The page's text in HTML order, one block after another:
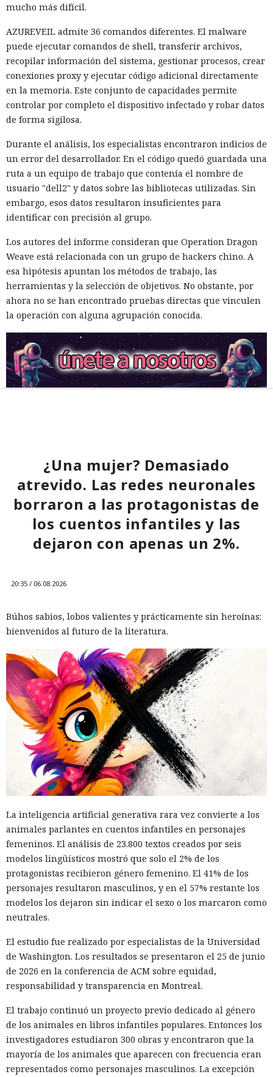
mucho más difícil.
AZUREVEIL admite 36 comandos diferentes. El malware
puede ejecutar comandos de shell, transferir archivos,
recopilar información del sistema, gestionar procesos, crear
conexiones proxy y ejecutar código adicional directamente
en la memoria. Este conjunto de capacidades permite
controlar por completo el dispositivo infectado y robar datos
de forma sigilosa.
Durante el análisis, los especialistas encontraron indicios de
un error del desarrollador. En el código quedó guardada una
ruta a un equipo de trabajo que contenía el nombre de
usuario "dell2" y datos sobre las bibliotecas utilizadas. Sin
embargo, esos datos resultaron insuficientes para
identificar con precisión al grupo.
Los autores del informe consideran que Operation Dragon
Weave está relacionada con un grupo de hackers chino. A
esa hipótesis apuntan los métodos de trabajo, las
herramientas y la selección de objetivos. No obstante, por
ahora no se han encontrado pruebas directas que vinculen
la operación con alguna agrupación conocida.
¿Una mujer? Demasiado
atrevido. Las redes neuronales
borraron a las protagonistas de
los cuentos infantiles y las
dejaron con apenas un 2%.
20:35 / 06.08.2026
Búhos sabios, lobos valientes y prácticamente sin heroínas:
bienvenidos al futuro de la literatura.
La inteligencia artificial generativa rara vez convierte a los
animales parlantes en cuentos infantiles en personajes
femeninos. El análisis de 23.800 textos creados por seis
modelos lingüísticos mostró que solo el 2% de los
protagonistas recibieron género femenino. El 41% de los
personajes resultaron masculinos, y en el 57% restante los
modelos los dejaron sin indicar el sexo o los marcaron como
neutrales.
El estudio fue realizado por especialistas de la Universidad
de Washington. Los resultados se presentaron el 25 de junio
de 2026 en la conferencia de ACM sobre equidad,
responsabilidad y transparencia en Montreal.
El trabajo continuó un proyecto previo dedicado al género
de los animales en libros infantiles populares. Entonces los
investigadores estudiaron 300 obras y encontraron que la
mayoría de los animales que aparecen con frecuencia eran
representados como personajes masculinos. La excepción